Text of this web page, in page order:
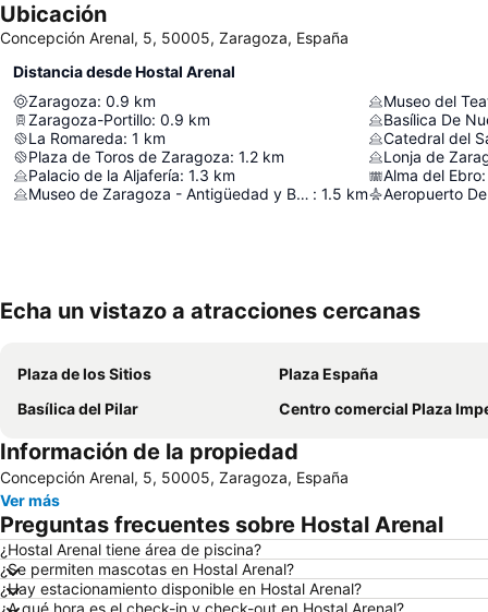
Ubicación
Concepción Arenal, 5, 50005, Zaragoza, España
Distancia desde Hostal Arenal
Zaragoza: 0.9 km
Zaragoza-Portillo: 0.9 km
La Romareda: 1 km
Plaza de Toros de Zaragoza: 1.2 km
Palacio de la Aljafería: 1.3 km
Museo de Zaragoza - Antigüedad y Bellas Artes : 1.5 km
Basílica De
Catedral del
Lonja de
Alma del Ebro:
Aeropuerto
Echa un vistazo a atracciones cercanas
Plaza de los Sitios
Plaza España
Basílica del Pilar
Centro comercial Plaza
Información de la propiedad
Concepción Arenal, 5, 50005, Zaragoza, España
Ver más
Preguntas frecuentes sobre Hostal Arenal
¿Hostal Arenal tiene área de piscina?
¿Se permiten mascotas en Hostal Arenal?
¿Hay estacionamiento disponible en Hostal Arenal?